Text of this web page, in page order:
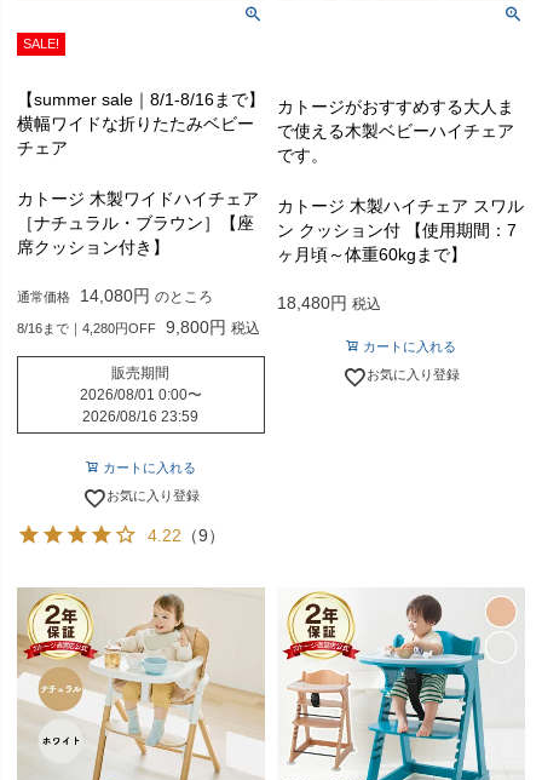
SALE!
【summer sale｜8/1-8/16まで】
横幅ワイドな折りたたみベビー
チェア
カトージ 木製ワイドハイチェア
［ナチュラル・ブラウン］【座
席クッション付き】
通常価格 14,080 のところ
8/16まで｜4,280円OFF 9,800 税込
販売期間
2026/08/01 0:00〜
2026/08/16 23:59
カートに入れる
お気に入り登録
4.22 （9）
カトージがおすすめする大人ま
で使える木製ベビーハイチェア
です。
カトージ 木製ハイチェア スワル
ン クッション付 【使用期間：7
ヶ月頃～体重60kgまで】
18,480 税込
カートに入れる
お気に入り登録